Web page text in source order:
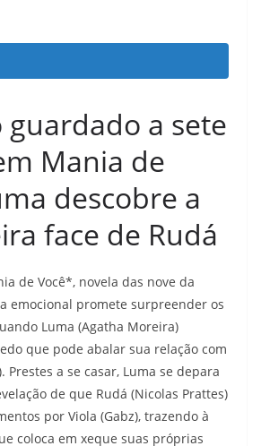
guardado a sete
Mania de
descobre a
face de Rudá
de Você*, novela das nove da
emocional promete surpreender os
Luma (Agatha Moreira)
que pode abalar sua relação com
Prestes a se casar, Luma se depara
de que Rudá (Nicolas Prattes)
por Viola (Gabz), trazendo à
coloca em xeque suas próprias